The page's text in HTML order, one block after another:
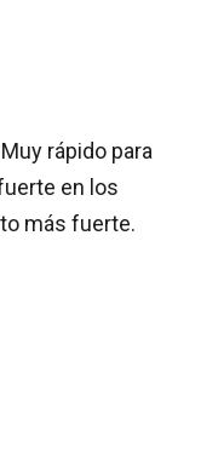
rápido para
en los
más fuerte.